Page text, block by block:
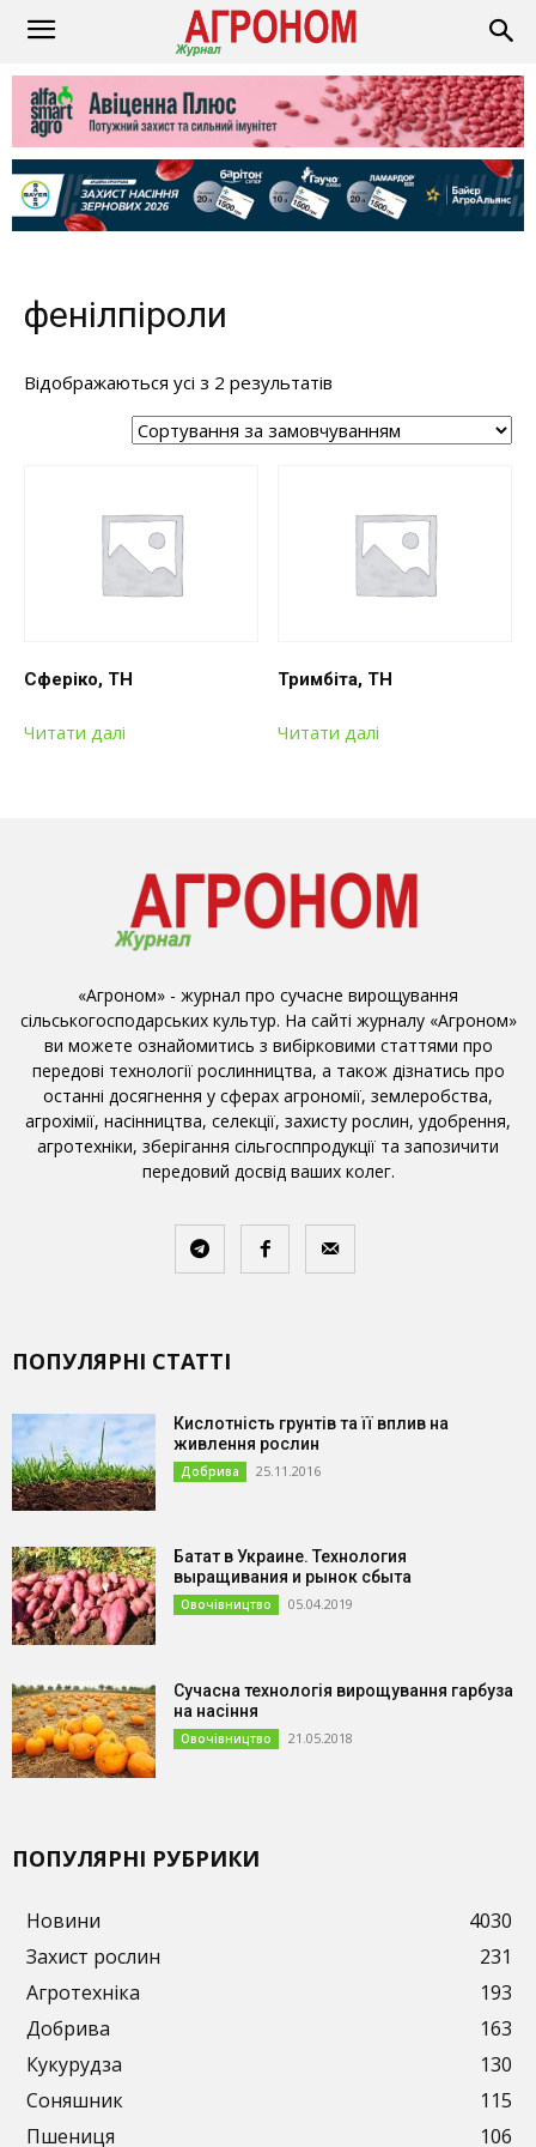
фенілпіроли
Відображаються усі з 2 результатів
Сферіко, ТН
Читати далі
Тримбіта, ТН
Читати далі
«Агроном» - журнал про сучасне вирощування
сільськогосподарських культур. На сайті журналу «Агроном»
ви можете ознайомитись з вибірковими статтями про
передові технології рослинництва, а також дізнатись про
останні досягнення у сферах агрономії, землеробства,
агрохімії, насінництва, селекції, захисту рослин, удобрення,
агротехніки, зберігання сільгосппродукції та запозичити
передовий досвід ваших колег.
ПОПУЛЯРНІ СТАТТІ
Кислотність грунтів та її вплив на
живлення рослин
Добрива 25.11.2016
Батат в Украине. Технология
выращивания и рынок сбыта
Овочівництво 05.04.2019
Сучасна технологія вирощування гарбуза
на насіння
Овочівництво 21.05.2018
ПОПУЛЯРНІ РУБРИКИ
Новини
4030
Захист рослин
231
Агротехніка
193
Добрива
163
Кукурудза
130
Соняшник
115
Пшениця
106